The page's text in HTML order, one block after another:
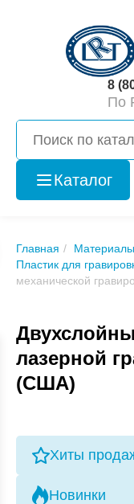
8
По
Каталог
б/у
Главная Материалы
Пластик для
механической
лазерной
(США)
Хиты
Новинки